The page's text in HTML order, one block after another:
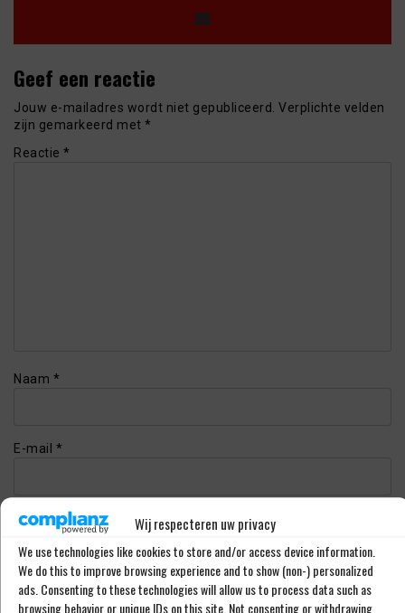
Wij respecteren uw privacy
We use technologies like cookies to store and/or access device information.
We do this to improve browsing experience and to show (non-) personalized
ads. Consenting to these technologies will allow us to process data such as
browsing behavior or unique IDs on this site. Not consenting or withdrawing
Geef een reactie
Jouw e-mailadres wordt niet gepubliceerd. Verplichte velden
zijn gemarkeerd met *
Reactie *
Naam *
E-mail *
Website